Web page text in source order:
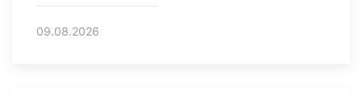
09.08.2026